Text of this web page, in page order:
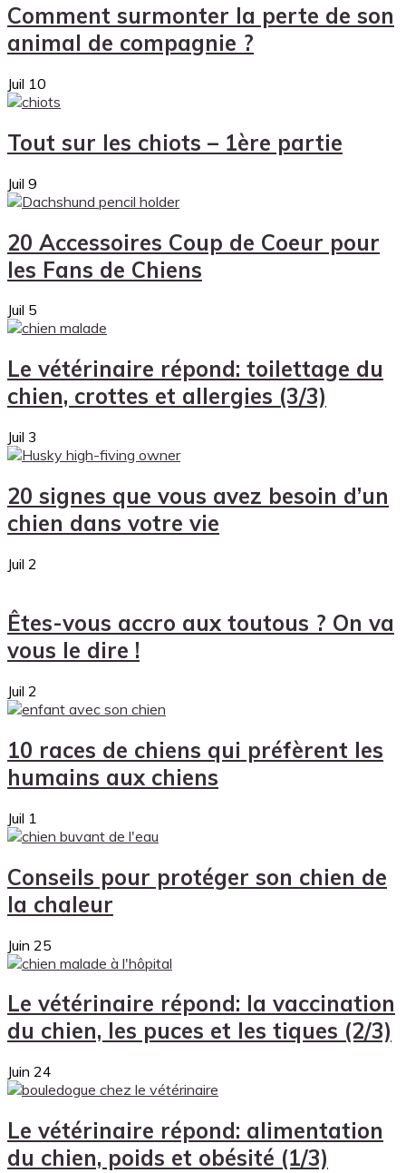
Comment surmonter la perte de son
animal de compagnie ?
Juil 10
Tout sur les chiots – 1ère partie
Juil 9
20 Accessoires Coup de Coeur pour
les Fans de Chiens
Juil 5
Le vétérinaire répond: toilettage du
chien, crottes et allergies (3/3)
Juil 3
20 signes que vous avez besoin d’un
chien dans votre vie
Juil 2
Êtes-vous accro aux toutous ? On va
vous le dire !
Juil 2
10 races de chiens qui préfèrent les
humains aux chiens
Juil 1
Conseils pour protéger son chien de
la chaleur
Juin 25
Le vétérinaire répond: la vaccination
du chien, les puces et les tiques (2/3)
Juin 24
Le vétérinaire répond: alimentation
du chien, poids et obésité (1/3)